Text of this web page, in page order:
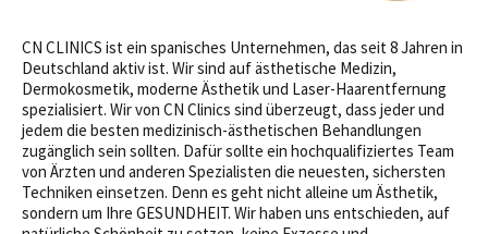
CN CLINICS ist ein spanisches Unternehmen, das seit 8 Jahren in
Deutschland aktiv ist. Wir sind auf ästhetische Medizin,
Dermokosmetik, moderne Ästhetik und Laser-Haarentfernung
spezialisiert. Wir von CN Clinics sind überzeugt, dass jeder und
jedem die besten medizinisch-ästhetischen Behandlungen
zugänglich sein sollten. Dafür sollte ein hochqualifiziertes Team
von Ärzten und anderen Spezialisten die neuesten, sichersten
Techniken einsetzen. Denn es geht nicht alleine um Ästhetik,
sondern um Ihre GESUNDHEIT. Wir haben uns entschieden, auf